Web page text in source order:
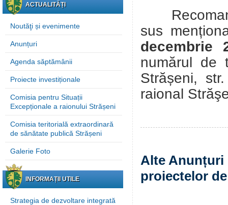
ACTUALITĂȚI
Noutăţi și evenimente
Anunțuri
Agenda săptămânii
Proiecte investiționale
Comisia pentru Situații
Excepționale a raionului Strășeni
Comisia teritorială extraordinară
de sănătate publică Strășeni
Galerie Foto
INFORMAȚII UTILE
Strategia de dezvoltare integrată
sus
decembrie
numărul de
Strășeni,
raional
Alte Anunțuri
proiectelor